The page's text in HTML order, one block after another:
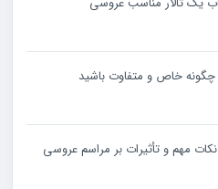
چگونه خاص و متفاوت باشید
مهم و تأثیرات بر مراسم عروسی